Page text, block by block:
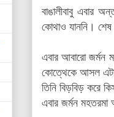
বাঙালীবাবু এবার
কোথাও যাননি। শেষ
এবার আবারো জর্মন
কোত্থেকে আসল এটা
তিনি বিড়বিড় করে
এবার জর্মন